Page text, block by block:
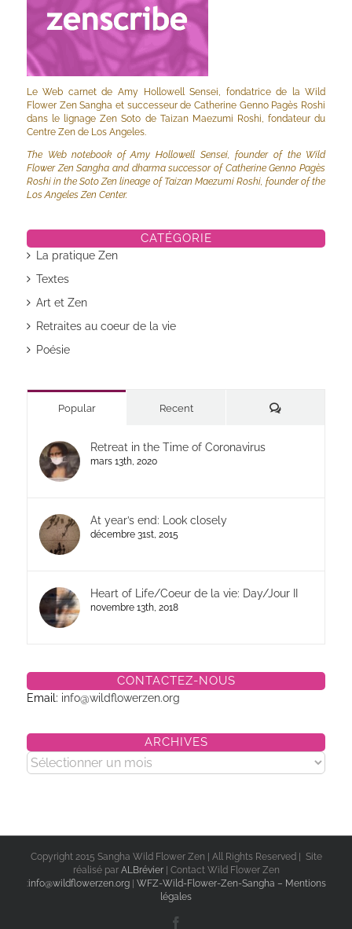
Le Web carnet de Amy Hollowell Sensei, fondatrice de la Wild
Flower Zen Sangha et successeur de Catherine Genno Pagès Roshi
dans le lignage Zen Soto de Taizan Maezumi Roshi, fondateur du
Centre Zen de Los Angeles.
The Web notebook of Amy Hollowell Sensei, founder of the Wild
Flower Zen Sangha and dharma successor of Catherine Genno Pagès
Roshi in the Soto Zen lineage of Taizan Maezumi Roshi, founder of the
Los Angeles Zen Center.
CATÉGORIE
La pratique Zen
Textes
Art et Zen
Retraites au coeur de la vie
Poésie
Popular Recent Commentaires
Retreat in the Time of Coronavirus
mars 13th, 2020
At year’s end: Look closely
décembre 31st, 2015
Heart of Life/Coeur de la vie: Day/Jour II
novembre 13th, 2018
CONTACTEZ-NOUS
Email: info@wildflowerzen.org
ARCHIVES
Archives
Copyright 2015 Sangha Wild Flower Zen | All Rights Reserved | Site
réalisé par ALBrévier
| Contact Wild Flower Zen
:info@wildflowerzen.org| WFZ-Wild-Flower-Zen-Sangha – Mentions
légales